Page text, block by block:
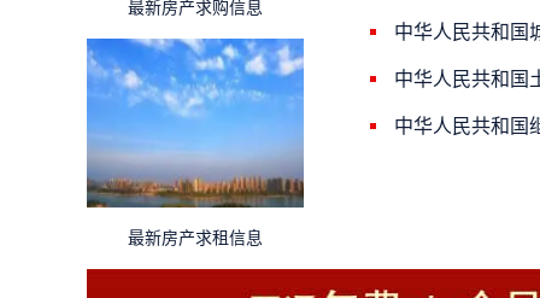
最新房产求购信息
最新房产求租信息
中华人民共和国
中华人民共和国
中华人民共和国